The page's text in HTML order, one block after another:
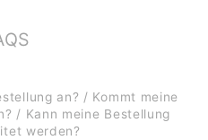
an? / Kommt meine
/ Kann meine Bestellung
werden?